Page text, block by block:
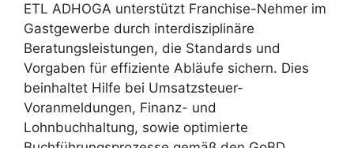
ETL ADHOGA unterstützt Franchise-Nehmer im
Gastgewerbe durch interdisziplinäre
Beratungsleistungen, die Standards und
Vorgaben für effiziente Abläufe sichern. Dies
beinhaltet Hilfe bei Umsatzsteuer-
Voranmeldungen, Finanz- und
Lohnbuchhaltung, sowie optimierte